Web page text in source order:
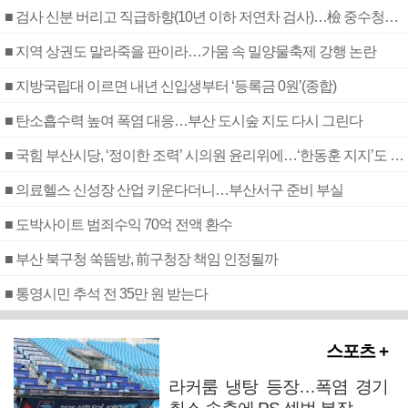
■ 검사 신분 버리고 직급하향(10년 이하 저연차 검사)…檢 중수청행 기피
■ 지역 상권도 말라죽을 판이라…가뭄 속 밀양물축제 강행 논란
■ 지방국립대 이르면 내년 신입생부터 ‘등록금 0원’(종합)
■ 탄소흡수력 높여 폭염 대응…부산 도시숲 지도 다시 그린다
■ 국힘 부산시당, ‘정이한 조력’ 시의원 윤리위에…‘한동훈 지지’도 신고접수
■ 의료헬스 신성장 산업 키운다더니…부산서구 준비 부실
■ 도박사이트 범죄수익 70억 전액 환수
■ 부산 북구청 쑥뜸방, 前구청장 책임 인정될까
■ 통영시민 추석 전 35만 원 받는다
스포츠 +
라커룸 냉탕 등장…폭염 경기